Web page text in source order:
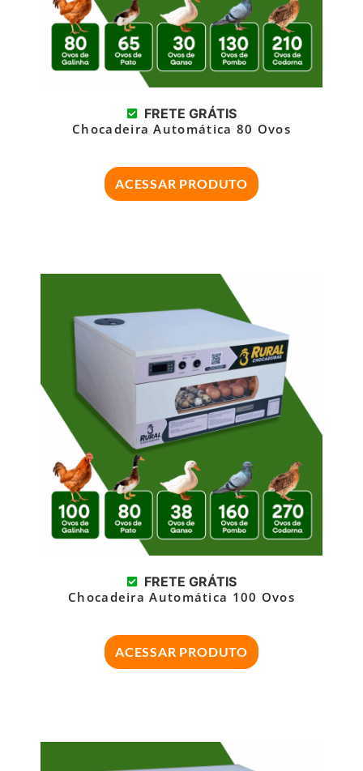
FRETE GRÁTIS
Chocadeira Automática 80 Ovos
ACESSAR PRODUTO
FRETE GRÁTIS
Chocadeira Automática 100 Ovos
ACESSAR PRODUTO